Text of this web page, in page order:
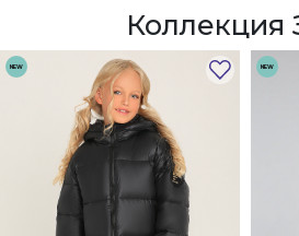
Коллекция
NEW NEW